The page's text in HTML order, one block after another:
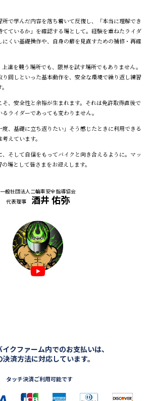
で学んだ内容を落ち着いて反復し、「本当に理解でき
ているか」を確認する場として。経験を重ねたライダ
くい基礎操作や、自身の癖を見直すための補修・再確
達を競う場所でも、限界を試す場所でもありません。
回しといった基本動作を、安全な環境で繰り返し練習
、安全性と余裕が生まれます。それは免許取得直後で
ライダーであっても変わりません。
度、基礎に立ち返りたい」そう感じたときに利用できる
えています。
そして自信をもってバイクと向き合えるように。マッ
場として皆さまをお迎えします。
一般社団法人二輪車安全指導協会
代表理事 酒井 佑弥
クファーム内でのお支払いは、
決済方法に対応しています。
タッチ決済ご利用可能です